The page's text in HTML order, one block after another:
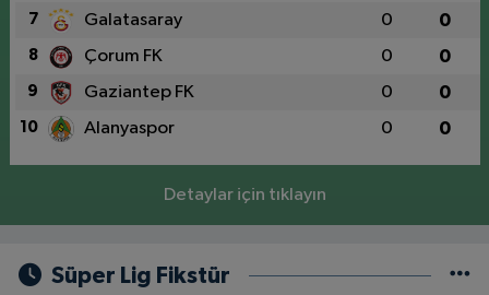
7 Galatasaray 0 0
8 Çorum FK 0 0
9 Gaziantep FK 0 0
10 Alanyaspor 0 0
Detaylar için tıklayın
Süper Lig Fikstür